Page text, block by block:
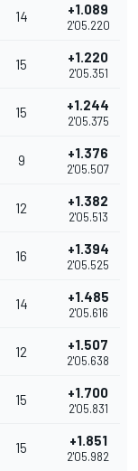
14 +1.089
2'05.220
15 +1.220
2'05.351
15 +1.244
2'05.375
9 +1.376
2'05.507
12 +1.382
2'05.513
16 +1.394
2'05.525
14 +1.485
2'05.616
12 +1.507
2'05.638
15 +1.700
2'05.831
15 +1.851
2'05.982